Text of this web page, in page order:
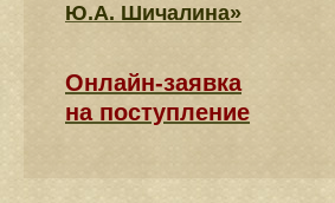
Ю.А. Шичалина»
Онлайн-заявка
на поступление